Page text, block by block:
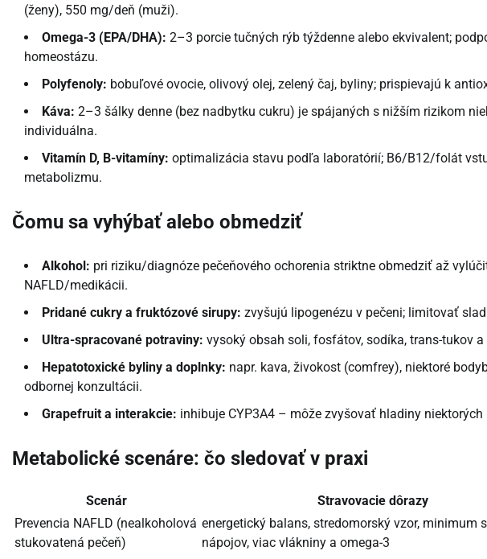
(ženy), 550 mg/deň (muži).
Omega-3 (EPA/DHA): 2–3 porcie tučných rýb týždenne alebo ekvivalent;
homeostázu.
Polyfenoly: bobuľové ovocie, olivový olej, zelený čaj, byliny; prispievajú k
Káva: 2–3 šálky denne (bez nadbytku cukru) je spájaných s nižším rizikom
individuálna.
Vitamín D, B-vitamíny: optimalizácia stavu podľa laboratórií; B6/B12/folát
metabolizmu.
Čomu sa vyhýbať alebo obmedziť
Alkohol: pri riziku/diagnóze pečeňového ochorenia striktne obmedziť až
NAFLD/medikácii.
Pridané cukry a fruktózové sirupy: zvyšujú lipogenézu v pečeni; limitovať
Ultra-spracované potraviny: vysoký obsah soli, fosfátov, sodíka, trans-tukov
Hepatotoxické byliny a doplnky: napr. kava, živokost (comfrey), niektoré
odbornej konzultácii.
Grapefruit a interakcie: inhibuje CYP3A4 – môže zvyšovať hladiny
Metabolické scenáre: čo sledovať v praxi
Scenár Stravovacie dôrazy
Prevencia NAFLD (nealkoholová
stukovatená pečeň)
energetický balans, stredomorský vzor, minimum
nápojov, viac vlákniny a omega-3